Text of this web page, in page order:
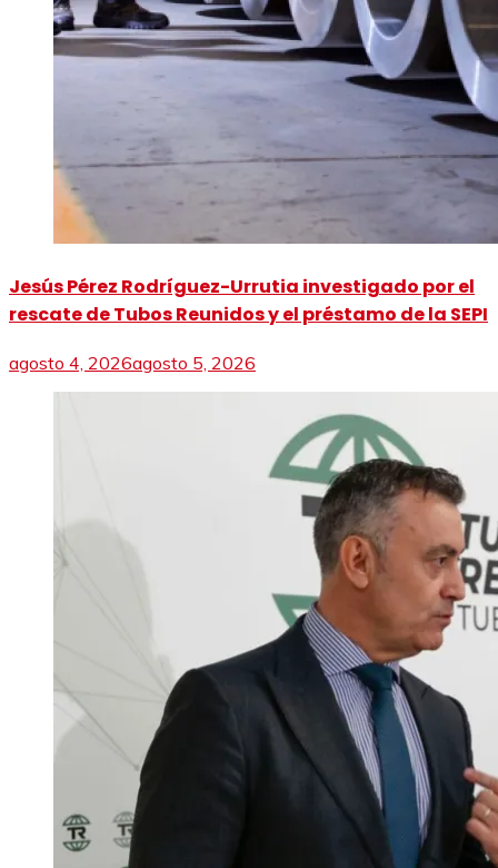
Jesús Pérez Rodríguez-Urrutia investigado por el
rescate de Tubos Reunidos y el préstamo de la SEPI
agosto 4, 2026agosto 5, 2026